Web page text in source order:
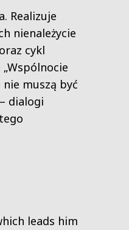
Realizuje
nienależycie
cykl
muszą być
dialogi
leads him